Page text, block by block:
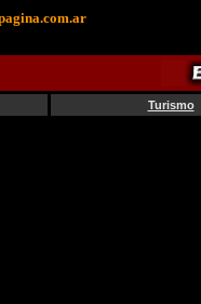
Turismo